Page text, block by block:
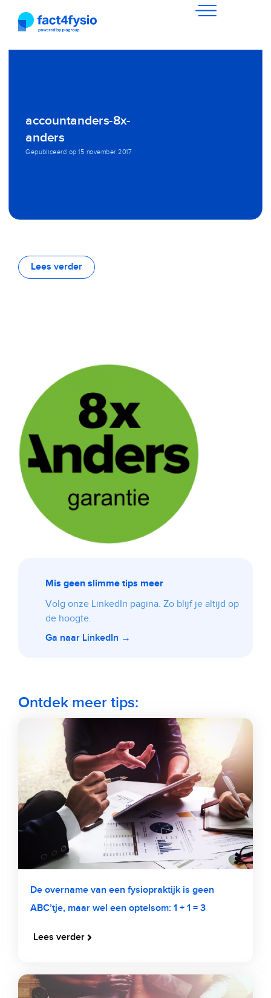
accountanders-8x-
anders
Gepubliceerd op 15 november 2017
Lees verder
Mis geen slimme tips meer
Volg onze LinkedIn pagina. Zo blijf je altijd op
de hoogte.
Ga naar LinkedIn →
Ontdek meer tips:
De overname van een fysiopraktijk is geen
ABC’tje, maar wel een optelsom: 1 + 1 = 3
Lees verder